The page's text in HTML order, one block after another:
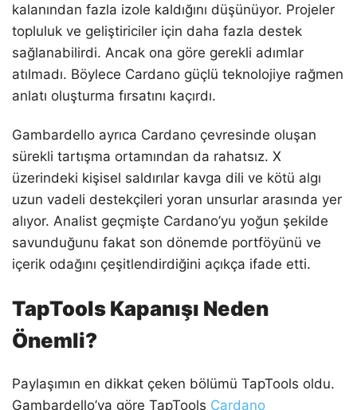
kalanından fazla izole kaldığını düşünüyor. Projeler
topluluk ve geliştiriciler için daha fazla destek
sağlanabilirdi. Ancak ona göre gerekli adımlar
atılmadı. Böylece Cardano güçlü teknolojiye rağmen
anlatı oluşturma fırsatını kaçırdı.
Gambardello ayrıca Cardano çevresinde oluşan
sürekli tartışma ortamından da rahatsız. X
üzerindeki kişisel saldırılar kavga dili ve kötü algı
uzun vadeli destekçileri yoran unsurlar arasında yer
alıyor. Analist geçmişte Cardano’yu yoğun şekilde
savunduğunu fakat son dönemde portföyünü ve
içerik odağını çeşitlendirdiğini açıkça ifade etti.
TapTools Kapanışı Neden
Önemli?
Paylaşımın en dikkat çeken bölümü TapTools oldu.
Gambardello’ya göre TapTools Cardano